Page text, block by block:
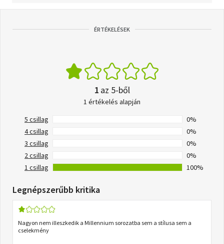
ÉRTÉKELÉSEK
1 az 5-ből
1 értékelés alapján
5 csillag
0%
4 csillag
0%
3 csillag
0%
2 csillag
0%
1 csillag
100%
Legnépszerűbb kritika
Nagyon nem illeszkedik a Millennium sorozatba sem a stílusa sem a
cselekmény